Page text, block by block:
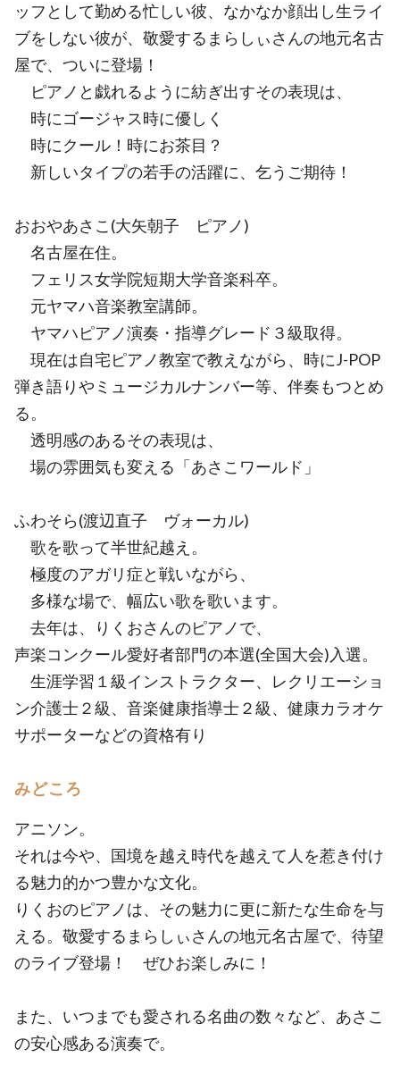
ッフとして勤める忙しい彼、なかなか顔出し生ライ
ブをしない彼が、敬愛するまらしぃさんの地元名古
屋で、ついに登場！
ピアノと戯れるように紡ぎ出すその表現は、
時にゴージャス時に優しく
時にクール！時にお茶目？
新しいタイプの若手の活躍に、乞うご期待！
おおやあさこ(大矢朝子 ピアノ)
名古屋在住。
フェリス女学院短期大学音楽科卒。
元ヤマハ音楽教室講師。
ヤマハピアノ演奏・指導グレード３級取得。
現在は自宅ピアノ教室で教えながら、時にJ-POP
弾き語りやミュージカルナンバー等、伴奏もつとめ
る。
透明感のあるその表現は、
場の雰囲気も変える「あさこワールド」
ふわそら(渡辺直子 ヴォーカル)
歌を歌って半世紀越え。
極度のアガリ症と戦いながら、
多様な場で、幅広い歌を歌います。
去年は、りくおさんのピアノで、
声楽コンクール愛好者部門の本選(全国大会)入選。
生涯学習１級インストラクター、レクリエーショ
ン介護士２級、音楽健康指導士２級、健康カラオケ
サポーターなどの資格有り
みどころ
アニソン。
それは今や、国境を越え時代を越えて人を惹き付け
る魅力的かつ豊かな文化。
りくおのピアノは、その魅力に更に新たな生命を与
える。敬愛するまらしぃさんの地元名古屋で、待望
のライブ登場！ ぜひお楽しみに！
また、いつまでも愛される名曲の数々など、あさこ
の安心感ある演奏で。